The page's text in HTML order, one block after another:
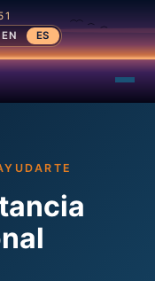
EN
ES